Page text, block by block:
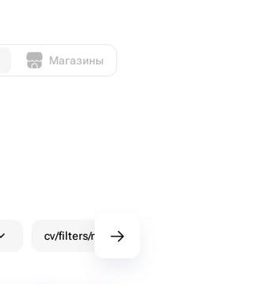
Магазины
cv/filters/name_fast_delivery